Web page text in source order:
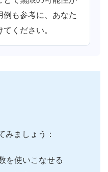
も参考に、あなた
ください。
みましょう：
を使いこなせる